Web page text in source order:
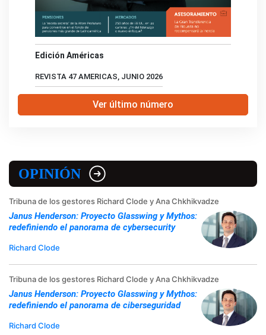
Edición Américas
REVISTA 47 AMERICAS, JUNIO 2026
Ver último número
OPINIÓN
Tribuna de los gestores Richard Clode y Ana Chkhikvadze
Janus Henderson: Proyecto Glasswing y Mythos:
redefiniendo el panorama de cybersecurity
Richard Clode
Tribuna de los gestores Richard Clode y Ana Chkhikvadze
Janus Henderson: Proyecto Glasswing y Mythos:
redefiniendo el panorama de ciberseguridad
Richard Clode